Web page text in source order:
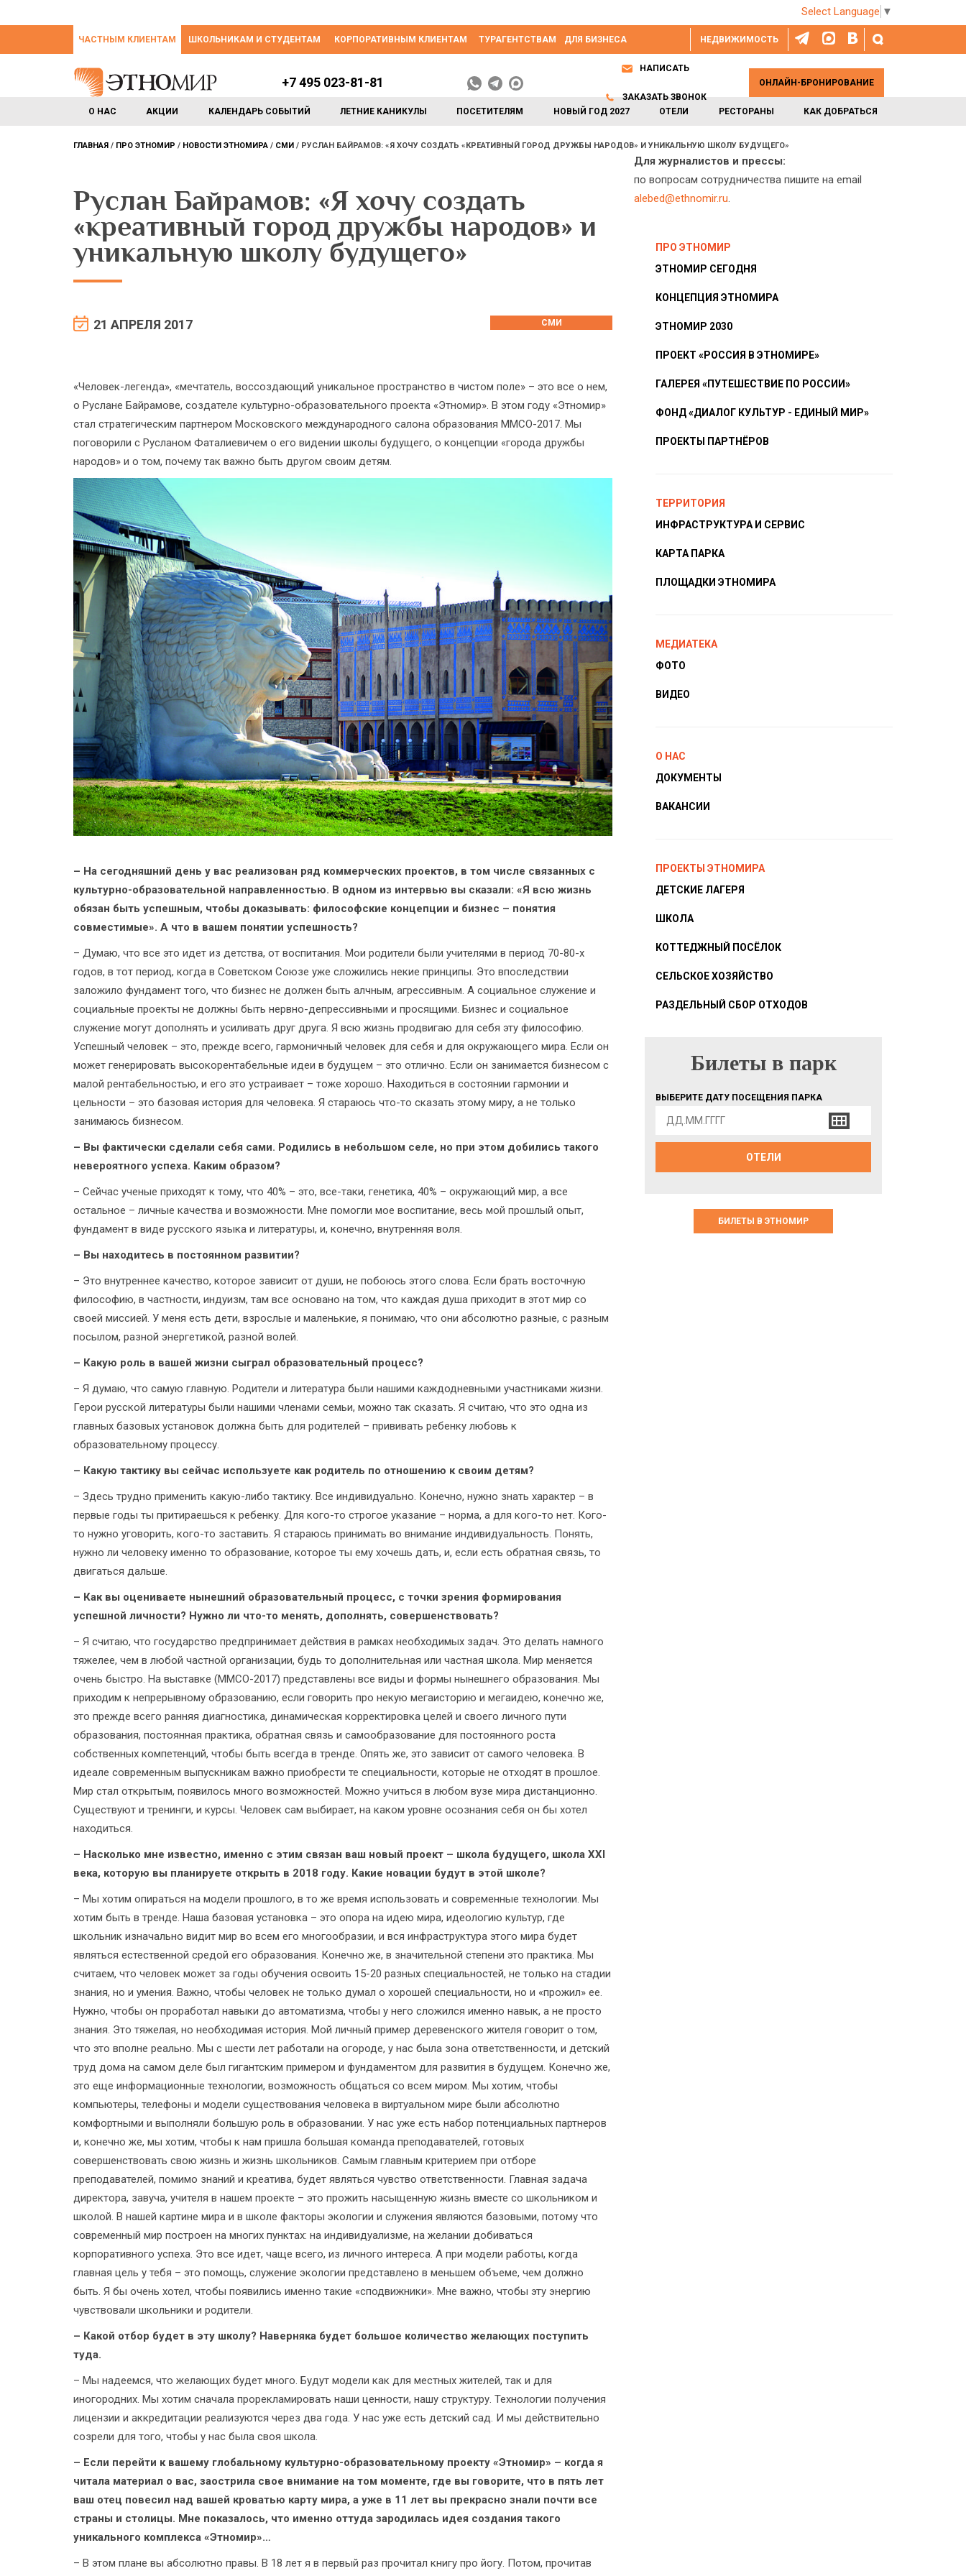
Select Language ▼
НЕДВИЖИМОСТЬ
ЧАСТНЫМ КЛИЕНТАМ ШКОЛЬНИКАМ И СТУДЕНТАМ КОРПОРАТИВНЫМ КЛИЕНТАМ ТУРАГЕНТСТВАМ ДЛЯ БИЗНЕСА
О НАС АКЦИИ КАЛЕНДАРЬ СОБЫТИЙ ЛЕТНИЕ КАНИКУЛЫ ПОСЕТИТЕЛЯМ НОВЫЙ ГОД 2027 ОТЕЛИ РЕСТОРАНЫ КАК ДОБРАТЬСЯ
+7 495 023-81-81
НАПИСАТЬ
ЗАКАЗАТЬ ЗВОНОК
ОНЛАЙН-БРОНИРОВАНИЕ
ГЛАВНАЯ ПРО ЭТНОМИР НОВОСТИ ЭТНОМИРА СМИ РУСЛАН БАЙРАМОВ: «Я ХОЧУ СОЗДАТЬ «КРЕАТИВНЫЙ ГОРОД ДРУЖБЫ НАРОДОВ» И УНИКАЛЬНУЮ ШКОЛУ БУДУЩЕГО»
Руслан Байрамов: «Я хочу создать
«креативный город дружбы народов» и
уникальную школу будущего»
21 АПРЕЛЯ 2017 СМИ
«Человек-легенда», «мечтатель, воссоздающий уникальное пространство в чистом поле» – это все о нем,
о Руслане Байрамове, создателе культурно-образовательного проекта «Этномир». В этом году «Этномир»
стал стратегическим партнером Московского международного салона образования ММСО-2017. Мы
поговорили с Русланом Фаталиевичем о его видении школы будущего, о концепции «города дружбы
народов» и о том, почему так важно быть другом своим детям.
– На сегодняшний день у вас реализован ряд коммерческих проектов, в том числе связанных с
культурно-образовательной направленностью. В одном из интервью вы сказали: «Я всю жизнь
обязан быть успешным, чтобы доказывать: философские концепции и бизнес – понятия
совместимые». А что в вашем понятии успешность?
– Думаю, что все это идет из детства, от воспитания. Мои родители были учителями в период 70-80-х
годов, в тот период, когда в Советском Союзе уже сложились некие принципы. Это впоследствии
заложило фундамент того, что бизнес не должен быть алчным, агрессивным. А социальное служение и
социальные проекты не должны быть нервно-депрессивными и просящими. Бизнес и социальное
служение могут дополнять и усиливать друг друга. Я всю жизнь продвигаю для себя эту философию.
Успешный человек – это, прежде всего, гармоничный человек для себя и для окружающего мира. Если он
может генерировать высокорентабельные идеи в будущем – это отлично. Если он занимается бизнесом с
малой рентабельностью, и его это устраивает – тоже хорошо. Находиться в состоянии гармонии и
цельности – это базовая история для человека. Я стараюсь что-то сказать этому миру, а не только
занимаюсь бизнесом.
– Вы фактически сделали себя сами. Родились в небольшом селе, но при этом добились такого
невероятного успеха. Каким образом?
– Сейчас ученые приходят к тому, что 40% – это, все-таки, генетика, 40% – окружающий мир, а все
остальное – личные качества и возможности. Мне помогли мое воспитание, весь мой прошлый опыт,
фундамент в виде русского языка и литературы, и, конечно, внутренняя воля.
– Вы находитесь в постоянном развитии?
– Это внутреннее качество, которое зависит от души, не побоюсь этого слова. Если брать восточную
философию, в частности, индуизм, там все основано на том, что каждая душа приходит в этот мир со
своей миссией. У меня есть дети, взрослые и маленькие, я понимаю, что они абсолютно разные, с разным
посылом, разной энергетикой, разной волей.
– Какую роль в вашей жизни сыграл образовательный процесс?
– Я думаю, что самую главную. Родители и литература были нашими каждодневными участниками жизни.
Герои русской литературы были нашими членами семьи, можно так сказать. Я считаю, что это одна из
главных базовых установок должна быть для родителей – прививать ребенку любовь к
образовательному процессу.
– Какую тактику вы сейчас используете как родитель по отношению к своим детям?
– Здесь трудно применить какую-­либо тактику. Все индивидуально. Конечно, нужно знать характер – в
первые годы ты притираешься к ребенку. Для кого-то строгое указание – норма, а для кого-то нет. Кого-
то нужно уговорить, кого-то заставить. Я стараюсь принимать во внимание индивидуальность. Понять,
нужно ли человеку именно то образование, которое ты ему хочешь дать, и, если есть обратная связь, то
двигаться дальше.
– Как вы оцениваете нынешний образовательный процесс, с точки зрения формирования
успешной личности? Нужно ли что-то менять, дополнять, совершенствовать?
– Я считаю, что государство предпринимает действия в рамках необходимых задач. Это делать намного
тяжелее, чем в любой частной организации, будь то дополнительная или частная школа. Мир меняется
очень быстро. На выставке (ММСО-2017) представлены все виды и формы нынешнего образования. Мы
приходим к непрерывному образованию, если говорить про некую мегаисторию и мегаидею, конечно же,
это прежде всего ранняя диагностика, динамическая корректировка целей и своего личного пути
образования, постоянная практика, обратная связь и самообразование для постоянного роста
собственных компетенций, чтобы быть всегда в тренде. Опять же, это зависит от самого человека. В
идеале современным выпускникам важно приобрести те специальности, которые не отходят в прошлое.
Мир стал открытым, появилось много возможностей. Можно учиться в любом вузе мира дистанционно.
Существуют и тренинги, и курсы. Человек сам выбирает, на каком уровне осознания себя он бы хотел
находиться.
– Насколько мне известно, именно с этим связан ваш новый проект – школа будущего, школа XXI
века, которую вы планируете открыть в 2018 году. Какие новации будут в этой школе?
– Мы хотим опираться на модели прошлого, в то же время использовать и современные технологии. Мы
хотим быть в тренде. Наша базовая установка – это опора на идею мира, идеологию культур, где
школьник изначально видит мир во всем его многообразии, и вся инфраструктура этого мира будет
являться естественной средой его образования. Конечно же, в значительной степени это практика. Мы
считаем, что человек может за годы обучения освоить 15-20 разных специальностей, не только на стадии
знания, но и умения. Важно, чтобы человек не только думал о хорошей специальности, но и «прожил» ее.
Нужно, чтобы он проработал навыки до автоматизма, чтобы у него сложился именно навык, а не просто
знания. Это тяжелая, но необходимая история. Мой личный пример деревенского жителя говорит о том,
что это вполне реально. Мы с шести лет работали на огороде, у нас была зона ответственности, и детский
труд дома на самом деле был гигантским примером и фундаментом для развития в будущем. Конечно же,
это еще информационные технологии, возможность общаться со всем миром. Мы хотим, чтобы
компьютеры, телефоны и модели существования человека в виртуальном мире были абсолютно
комфортными и выполняли большую роль в образовании. У нас уже есть набор потенциальных партнеров
и, конечно же, мы хотим, чтобы к нам пришла большая команда преподавателей, готовых
совершенствовать свою жизнь и жизнь школьников. Самым главным критерием при отборе
преподавателей, помимо знаний и креатива, будет являться чувство ответственности. Главная задача
директора, завуча, учителя в нашем проекте – это прожить насыщенную жизнь вместе со школьником и
школой. В нашей картине мира и в школе факторы экологии и служения являются базовыми, потому что
современный мир построен на многих пунктах: на индивидуализме, на желании добиваться
корпоративного успеха. Это все идет, чаще всего, из личного интереса. А при модели работы, когда
главная цель у тебя – это помощь, служение экологии представлено в меньшем объеме, чем должно
быть. Я бы очень хотел, чтобы появились именно такие «сподвижники». Мне важно, чтобы эту энергию
чувствовали школьники и родители.
– Какой отбор будет в эту школу? Наверняка будет большое количество желающих поступить
туда.
– Мы надеемся, что желающих будет много. Будут модели как для местных жителей, так и для
иногородних. Мы хотим сначала прорекламировать наши ценности, нашу структуру. Технологии получения
лицензии и аккредитации реализуются через два года. У нас уже есть детский сад. И мы действительно
созрели для того, чтобы у нас была своя школа.
– Если перейти к вашему глобальному культурно-образовательному проекту «Этномир» – когда я
читала материал о вас, заострила свое внимание на том моменте, где вы говорите, что в пять лет
ваш отец повесил над вашей кроватью карту мира, а уже в 11 лет вы прекрасно знали почти все
страны и столицы. Мне показалось, что именно оттуда зародилась идея создания такого
уникального комплекса «Этномир»…
– В этом плане вы абсолютно правы. В 18 лет я в первый раз прочитал книгу про йогу. Потом, прочитав
Для журналистов и прессы:
по вопросам сотрудничества пишите на email
alebed@ethnomir.ru.
ПРО ЭТНОМИР
ЭТНОМИР СЕГОДНЯ
КОНЦЕПЦИЯ ЭТНОМИРА
ЭТНОМИР 2030
ПРОЕКТ «РОССИЯ В ЭТНОМИРЕ»
ГАЛЕРЕЯ «ПУТЕШЕСТВИЕ ПО РОССИИ»
ФОНД «ДИАЛОГ КУЛЬТУР - ЕДИНЫЙ МИР»
ПРОЕКТЫ ПАРТНЁРОВ
ТЕРРИТОРИЯ
ИНФРАСТРУКТУРА И СЕРВИС
КАРТА ПАРКА
ПЛОЩАДКИ ЭТНОМИРА
МЕДИАТЕКА
ФОТО
ВИДЕО
О НАС
ДОКУМЕНТЫ
ВАКАНСИИ
ПРОЕКТЫ ЭТНОМИРА
ДЕТСКИЕ ЛАГЕРЯ
ШКОЛА
КОТТЕДЖНЫЙ ПОСЁЛОК
СЕЛЬСКОЕ ХОЗЯЙСТВО
РАЗДЕЛЬНЫЙ СБОР ОТХОДОВ
БИЛЕТЫ В ПАРК
Билеты в парк
ВЫБЕРИТЕ ДАТУ ПОСЕЩЕНИЯ ПАРКА
ОТЕЛИ
БИЛЕТЫ В ЭТНОМИР